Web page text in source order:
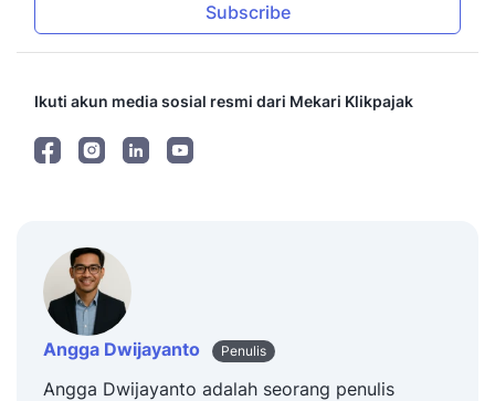
Subscribe
Ikuti akun media sosial resmi dari Mekari Klikpajak
Angga Dwijayanto Penulis
Angga Dwijayanto adalah seorang penulis